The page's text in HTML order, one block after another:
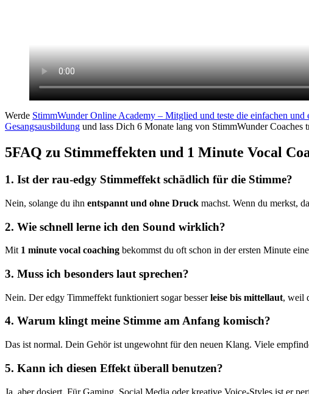
Werde StimmWunder Online Academy – Mitglied und teste die einfachen
Gesangsausbildung und lass Dich 6 Monate lang von StimmWunder Coaches
5FAQ zu Stimmeffekten und 1 Minute Vocal
1. Ist der rau-edgy Stimmeffekt schädlich für die Stimme?
Nein, solange du ihn entspannt und ohne Druck machst. Wenn du merkst,
2. Wie schnell lerne ich den Sound wirklich?
Mit 1 minute vocal coaching bekommst du oft schon in der ersten Minute
3. Muss ich besonders laut sprechen?
Nein. Der edgy Timmeffekt funktioniert sogar besserleise bis mittellaut, weil
4. Warum klingt meine Stimme am Anfang komisch?
Das ist normal. Dein Gehör ist ungewohnt für den neuen Klang. Viele
5. Kann ich diesen Effekt überall benutzen?
Ja, aber dosiert. Für Gaming, Social Media oder kreative Voice-Styles ist er